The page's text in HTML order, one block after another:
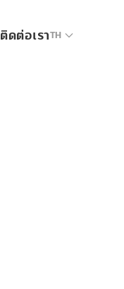
ติดต่อเราTH